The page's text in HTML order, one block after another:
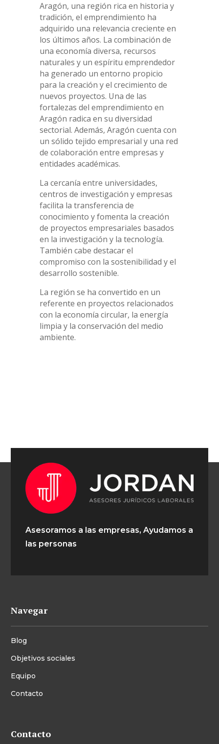
Aragón, una región rica en historia y
tradición, el emprendimiento ha
adquirido una relevancia creciente en
los últimos años. La combinación de
una economía diversa, recursos
naturales y un espíritu emprendedor
ha generado un entorno propicio
para la creación y el crecimiento de
nuevos proyectos. Una de las
fortalezas del emprendimiento en
Aragón radica en su diversidad
sectorial. Además, Aragón cuenta con
un sólido tejido empresarial y una red
de colaboración entre empresas y
entidades académicas.
La cercanía entre universidades,
centros de investigación y empresas
facilita la transferencia de
conocimiento y fomenta la creación
de proyectos empresariales basados
en la investigación y la tecnología.
También cabe destacar el
compromiso con la sostenibilidad y el
desarrollo sostenible.
La región se ha convertido en un
referente en proyectos relacionados
con la economía circular, la energía
limpia y la conservación del medio
ambiente.
Asesoramos a las empresas, Ayudamos a
las personas
Navegar
Blog
Objetivos sociales
Equipo
Contacto
Contacto